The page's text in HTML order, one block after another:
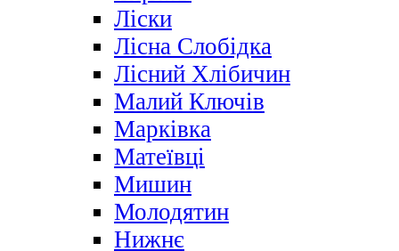
Ліски
Лісна Слобідка
Лісний Хлібичин
Малий Ключів
Марківка
Матеївці
Мишин
Молодятин
Нижнє